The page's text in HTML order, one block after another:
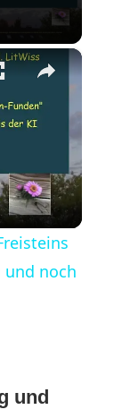
×
und noch
und